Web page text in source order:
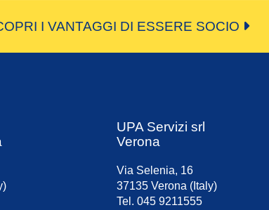
I VANTAGGI DI ESSERE SOCIO
UPA Servizi srl
Verona
Via Selenia, 16
37135 Verona (Italy)
Tel. 045 9211555